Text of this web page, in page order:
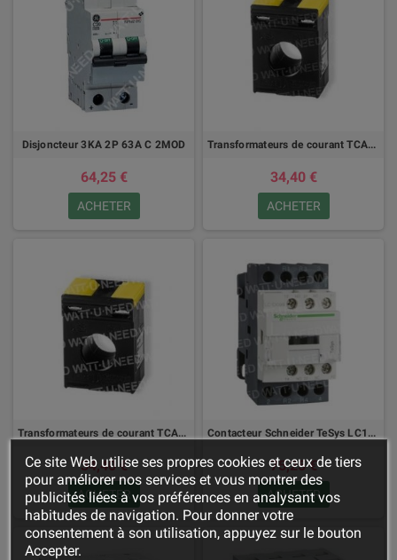
Disjoncteur 3KA 2P 63A C 2MOD
64,25 €
ACHETER
Transformateurs de courant TCA21 200/250A / 5A
34,40 €
ACHETER
Transformateurs de courant TCA22 250A / 5A
34,40 €
ACHETER
Contacteur Schneider TeSys LC1-D - 4P
75,25 €
ACHETER
Ce site Web utilise ses propres cookies et ceux de tiers
pour améliorer nos services et vous montrer des
publicités liées à vos préférences en analysant vos
habitudes de navigation. Pour donner votre
consentement à son utilisation, appuyez sur le bouton
Accepter.